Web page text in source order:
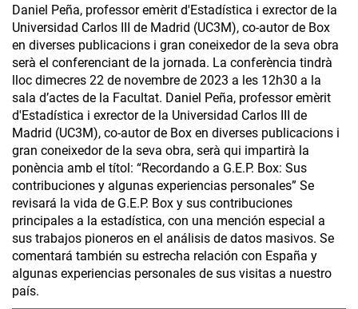
Daniel Peña, professor emèrit d'Estadística i exrector de la
Universidad Carlos III de Madrid (UC3M), co-autor de Box
en diverses publicacions i gran coneixedor de la seva obra
serà el conferenciant de la jornada. La conferència tindrà
lloc dimecres 22 de novembre de 2023 a les 12h30 a la
sala d’actes de la Facultat. Daniel Peña, professor emèrit
d'Estadística i exrector de la Universidad Carlos III de
Madrid (UC3M), co-autor de Box en diverses publicacions i
gran coneixedor de la seva obra, serà qui impartirà la
ponència amb el títol: “Recordando a G.E.P. Box: Sus
contribuciones y algunas experiencias personales” Se
revisará la vida de G.E.P. Box y sus contribuciones
principales a la estadística, con una mención especial a
sus trabajos pioneros en el análisis de datos masivos. Se
comentará también su estrecha relación con España y
algunas experiencias personales de sus visitas a nuestro
país.